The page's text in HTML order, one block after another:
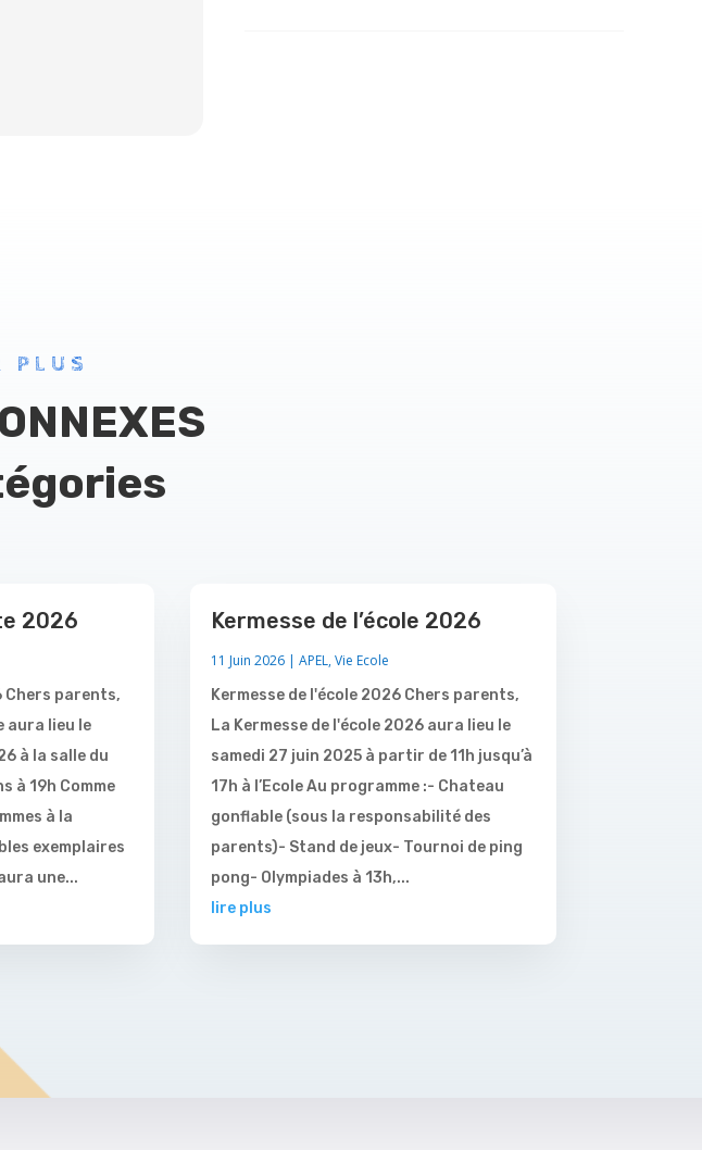
PLUS
2026
Chers parents,
aura lieu le
à la salle du
à 19h Comme
à la
exemplaires
une...
Kermesse de l’école 2026
11 Juin 2026| APEL,Vie Ecole
Kermesse de l'école 2026 Chers parents,
La Kermesse de l'école 2026 aura lieu le
samedi 27 juin 2025 à partir de 11h jusqu’à
17h à l’Ecole Au programme :- Chateau
gonflable (sous la responsabilité des
parents)- Stand de jeux- Tournoi de ping
pong- Olympiades à 13h,...
lire plus